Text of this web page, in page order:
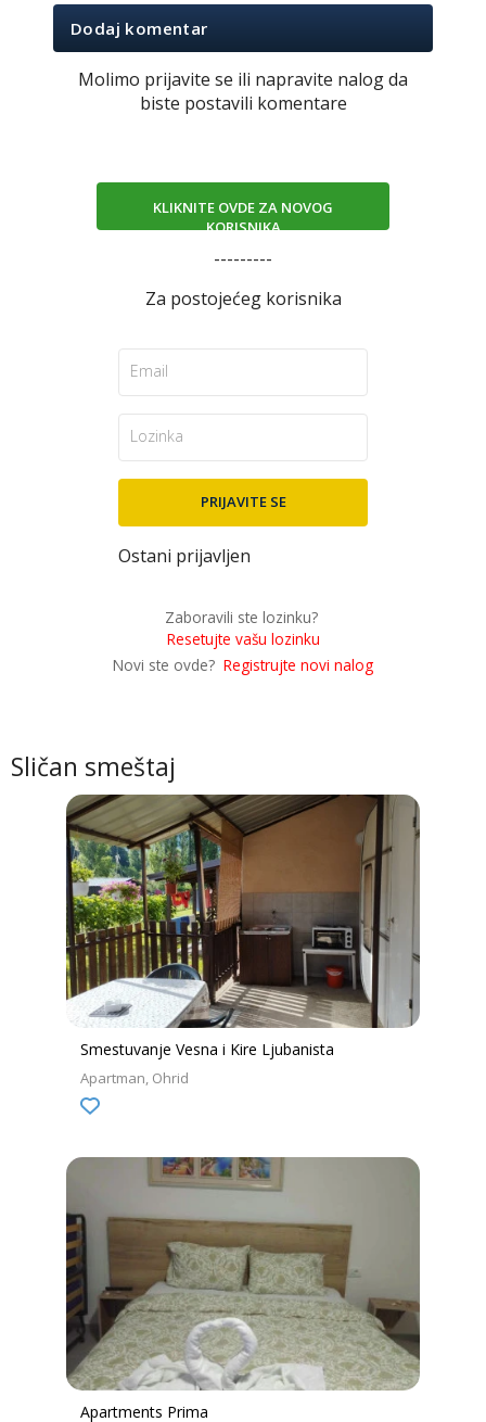
Sličan smeštaj
Smestuvanje Vesna i Kire Ljubanista
Apartman Ohrid
Apartments Prima
Dodaj komentar
Molimo prijavite se ili napravite nalog da
biste postavili komentare
KLIKNITE OVDE ZA NOVOG
KORISNIKA
---------
Za postojećeg korisnika
Ostani prijavljen
Zaboravili ste lozinku?
Resetujte vašu lozinku
Novi ste ovde? Registrujte novi nalog